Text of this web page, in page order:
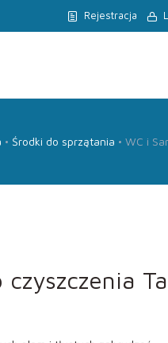
Rejestracja
Środki do sprzątania WC i
czyszczenia